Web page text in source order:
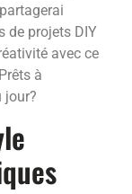
de projets DIY
avec ce
à
jour?